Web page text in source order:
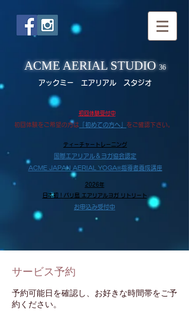
ACME AERIAL STUDIO36
アックミー エアリアル スタジオ
​初回体験受付中
​ 初回体験をご希望の方は 「初めての方へ」 をご確認下さい。
​ティーチャートレーニング
国際エアリアル＆ヨガ協会認定
ACME JAPAN AERIAL YOGA®指導者養成講座
2026年
日本初！バリ島 エアリアルヨガ リトリート
お申込み受付中
サービス予約
予約可能日を確認し、お好きな時間帯をご予
約ください。